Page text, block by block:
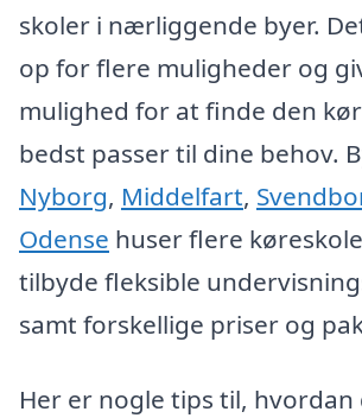
skoler i nærliggende byer.
op for flere muligheder og
mulighed for at finde den
bedst passer til dine behov.
Nyborg, Middelfart,
Odense huser flere
tilbyde fleksible
samt forskellige priser og
Her er nogle tips til, hvordan